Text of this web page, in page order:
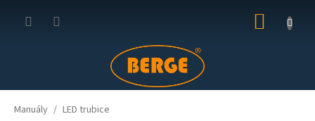
KOŠÍK
Manuály LED trubice